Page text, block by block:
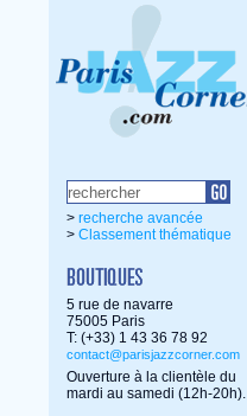
> recherche avancée
> Classement thématique
5 rue de navarre
75005 Paris
T: (+33) 1 43 36 78 92
contact@parisjazzcorner.com
Ouverture à la clientèle du
mardi au samedi (12h-20h).